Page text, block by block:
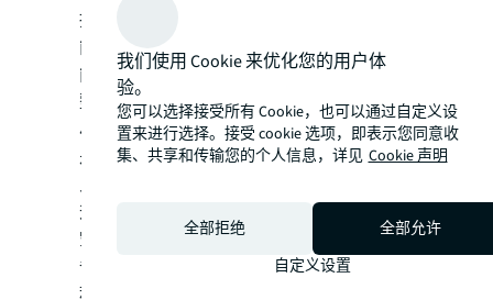
持观望态度。年内，预期不少子市场行情可
能会进一步推进价格引导的去化战略，这可
能引导深圳办公楼市场租金继续向下调
整。”
尽管深圳办公楼市场尚处于恢复过渡期，但
是随着近期一系列宏观调控政策的逐步落地
见效，生产恢复逐步传导至社会需求的提
升，租赁市场预期和需求仍存在逐步修复的
空间。
备注：文中所述租金及售价，均基于建筑面
积。
我们使用 Cookie 来优化您的用户体
验。
您可以选择接受所有 Cookie，也可以通过自定义设
置来进行选择。接受 cookie 选项，即表示您同意收
集、共享和传输您的个人信息，详见 Cookie 声明
全部拒绝
全部允许
自定义设置